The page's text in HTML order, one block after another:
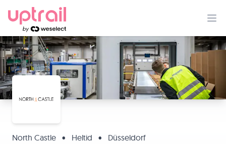
North Castle • Heltid • Düsseldorf